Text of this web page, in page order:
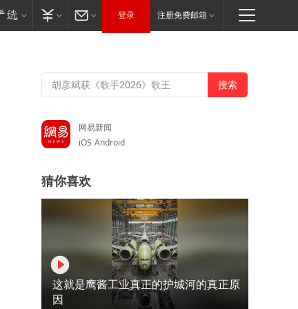
登录 注册免费邮箱
网易新闻
iOS Android
猜你喜欢
这就是鹰酱工业真正的护城河的真正原
因